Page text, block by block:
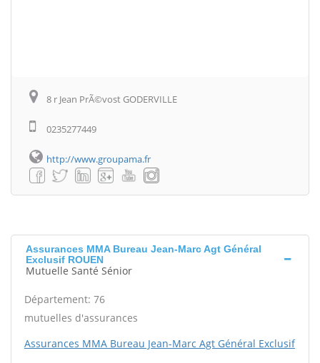
8 r Jean PrÃ©vost GODERVILLE
0235277449
http://www.groupama.fr
Assurances MMA Bureau Jean-Marc Agt Général
Exclusif ROUEN
Mutuelle Santé Sénior
Département: 76
mutuelles d'assurances
Assurances MMA Bureau Jean-Marc Agt Général Exclusif